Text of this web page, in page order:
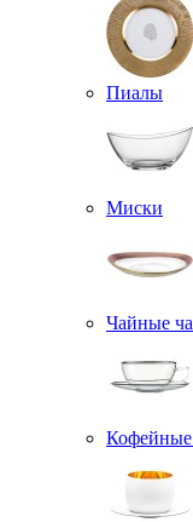
Пиалы
Миски
Чайные